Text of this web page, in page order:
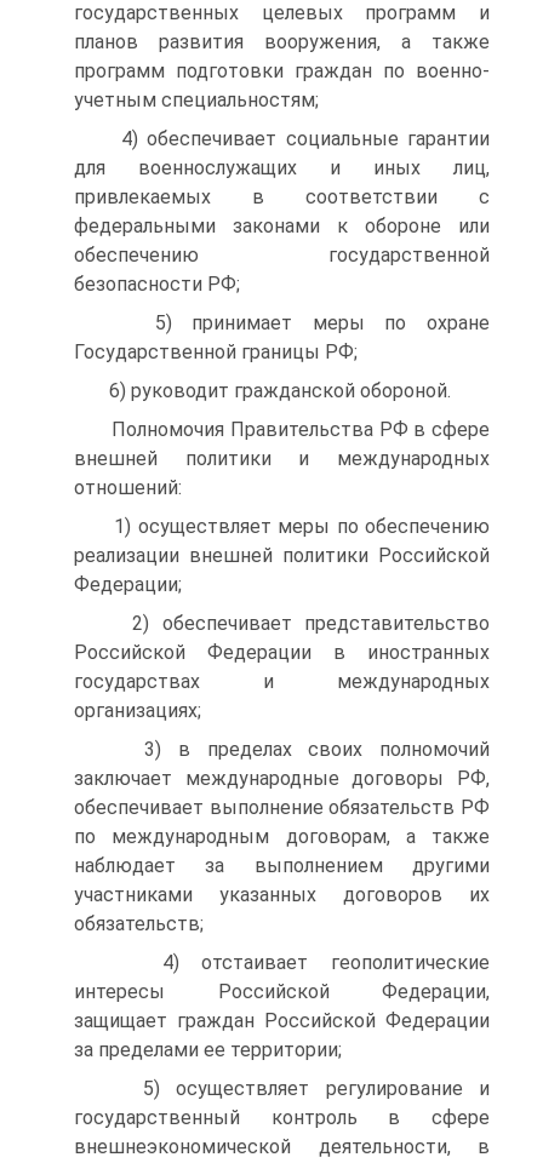
государственных целевых программ и
планов развития вооружения, а также
программ подготовки граждан по военно-
учетным специальностям;
4) обеспечивает социальные гарантии
для военнослужащих и иных лиц,
привлекаемых в соответствии с
федеральными законами к обороне или
обеспечению государственной
безопасности РФ;
5) принимает меры по охране
Государственной границы РФ;
6) руководит гражданской обороной.
Полномочия Правительства РФ в сфере
внешней политики и международных
отношений:
1) осуществляет меры по обеспечению
реализации внешней политики Российской
Федерации;
2) обеспечивает представительство
Российской Федерации в иностранных
государствах и международных
организациях;
3) в пределах своих полномочий
заключает международные договоры РФ,
обеспечивает выполнение обязательств РФ
по международным договорам, а также
наблюдает за выполнением другими
участниками указанных договоров их
обязательств;
4) отстаивает геополитические
интересы Российской Федерации,
защищает граждан Российской Федерации
за пределами ее территории;
5) осуществляет регулирование и
государственный контроль в сфере
внешнеэкономической деятельности, в